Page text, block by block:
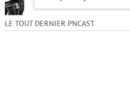
LE TOUT DERNIER PNCAST